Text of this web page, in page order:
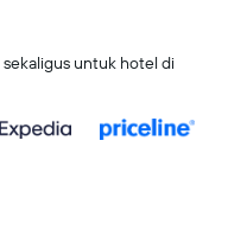
sekaligus untuk hotel di